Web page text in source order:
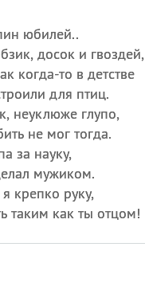
юбилей..
досок и гвоздей,
когда-то в детстве
для птиц.
неуклюже глупо,
не мог тогда.
за науку,
мужиком.
крепко руку,
таким как ты отцом!